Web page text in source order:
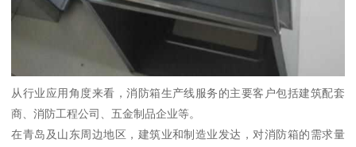
从行业应用角度来看，消防箱生产线服务的主要客户包括建筑配套
商、消防工程公司、五金制品企业等。
在青岛及山东周边地区，建筑业和制造业发达，对消防箱的需求量